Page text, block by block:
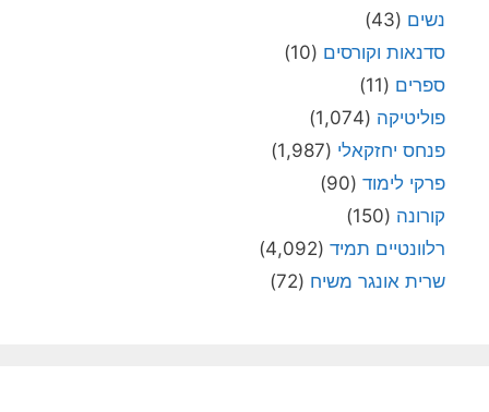
נשים (43)
סדנאות וקורסים (10)
ספרים (11)
פוליטיקה (1,074)
פנחס יחזקאלי (1,987)
פרקי לימוד (90)
קורונה (150)
רלוונטיים תמיד (4,092)
שרית אונגר משיח (72)